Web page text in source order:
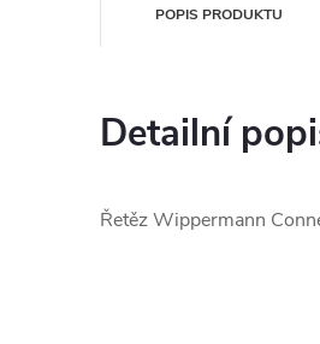
POPIS PRODUKTU
Detailní
Řetěz Wippermann